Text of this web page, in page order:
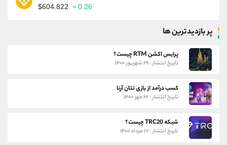
$604.822 0.26
پر بازدیدترین ها
پرایس اکشن RTM چیست؟
تاریخ انتشار : ۲۹ شهریور ۱۴۰۰
کسب درآمد از بازی تتان آرنا
تاریخ انتشار : ۲۲ مهر ۱۴۰۰
شبکه TRC20 چیست؟
تاریخ انتشار : ۱۷ مرداد ۱۴۰۰